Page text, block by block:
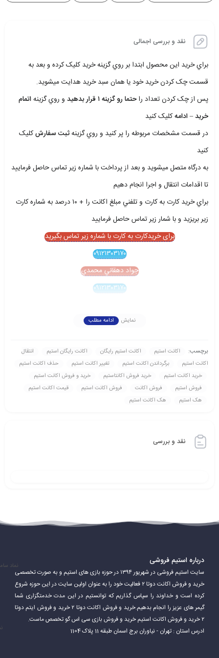
نقد و بررسی اجمالی
براي خريد اين محصول ابتدا بر روي گزينه خريد کليک کرده و بعد به
قسمت چک کردن خريد خود يا همان سبد خريد هدايت ميشويد.
پس از چک کردن تعداد راحتما رو گزينه ۱ قرار بدهيد و روي گزينهاتمام
خريد – ادامهکليک کنيد
در قسمت مشخصات مربوطه را پر کنيد و روي گزينهثبت سفارشکليک
کنيد
به درگاه متصل ميشويد و بعد از پرداخت با شماره زير تماس حاصل فرماييد
تا اقدامات انتقال و اجرا انجام دهيم
براي خريد کارت به کارت و تلفني مبلغ اکانت را + ۱۰ درصد به شماره کارت
زير بريزيد و با شمار زير تماس حاصل فرماييد
برای خریدکارت به کارت با شماره زیر تماس بگیرید
۰۹۱۲۱۳۰۳۱۷۰
جواد دهقاني محمدي
۰۹۱۲۱۳۰۳۱۷۰
نمایش ادامه مطلب
برچسب: اکانت استیم اکانت استیم رايگان اکانت رايگان استیم
انتقال
اکانت استیم
برگرداندن اکانت استیم تغيير اکانت استیم
حذف اکانت استیم
خريد اکانت استیم
خريد فروش اکانتاستیم
خريد و فروش اکانت استیم
فروش استیم
فروش اکانت فروش اکانت استیم
قيمت اکانت استیم
هک استیم
هک اکانت استیم
نقد و بررسی
درباره استیم فروشی
سایت استیم فروشی در شهریور ۱۳۹۴ در حوزه بازی های استیم و به صورت تخصصی
خرید و فروش اکانت دوتا ۲ فعالیت خود را به عنوان اولین سایت در این حوزه شروع
کرده است و خداوند را سپاس گذاریم که توانستیم در این مدت خدمتگزاری شما
گیمر های عزیز را انجام بدهیم.خرید و فروش اکانت دوتا ۲ خرید و فروش ایتم دوتا
۲ خرید و فروش اکانت استیم خرید و فروش بازی سی اس گو تخصص ماست.
ادرس استان : تهران - نیاوران برج اسمان طبقه 11 پلاک 1104
نماد